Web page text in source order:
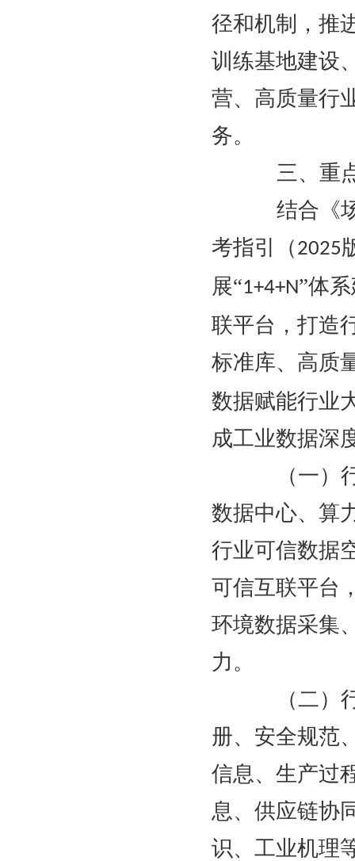
径和机制，推
训练基地建设
营、高质量行
务。
三、重
结合《场
考指引（2025
展“1+4+N”体
联平台，打造
标准库、高质
数据赋能行业
成工业数据深
（一）行
数据中心、算
行业可信数据
可信互联平台
环境数据采集
力。
（二）行
册、安全规范
信息、生产过
息、供应链协
识、工业机理